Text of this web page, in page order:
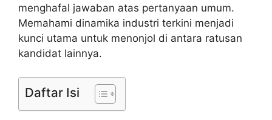
menghafal jawaban atas pertanyaan umum.
Memahami dinamika industri terkini menjadi
kunci utama untuk menonjol di antara ratusan
kandidat lainnya.
Daftar Isi